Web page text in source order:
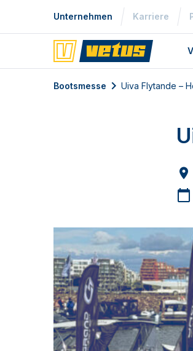
Unternehmen Karriere
Bootsmesse Uiva Flytande –